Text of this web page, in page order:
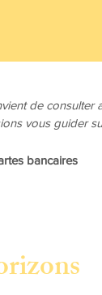
de consulter
vous guider
bancaires